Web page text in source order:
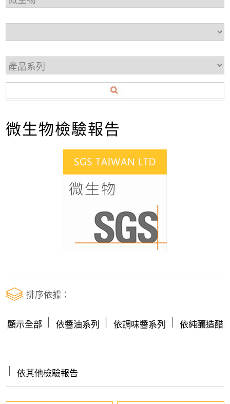
微生物檢驗報告
排序依據：
顯示全部 依醬油系列 依調味醬系列 依純釀造醋
依其他檢驗報告